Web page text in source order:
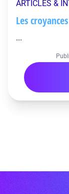
ARTICLES &
Les
...